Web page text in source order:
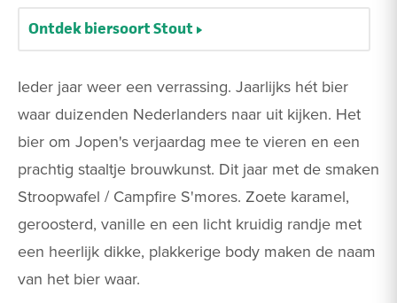
Ieder jaar weer een verrassing. Jaarlijks hét bier
waar duizenden Nederlanders naar uit kijken. Het
bier om Jopen's verjaardag mee te vieren en een
prachtig staaltje brouwkunst. Dit jaar met de smaken
Stroopwafel / Campfire S'mores. Zoete karamel,
geroosterd, vanille en een licht kruidig randje met
een heerlijk dikke, plakkerige body maken de naam
van het bier waar.
Ontdek biersoort Stout